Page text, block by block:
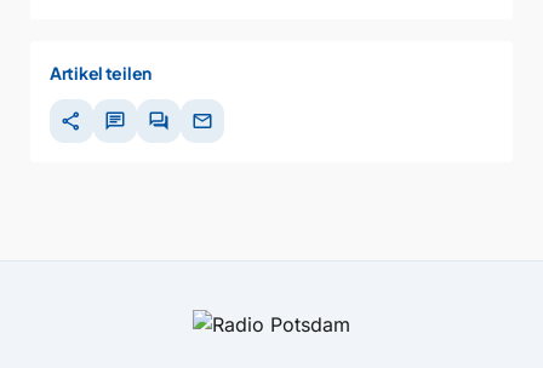
Artikel teilen
share chat forum mail